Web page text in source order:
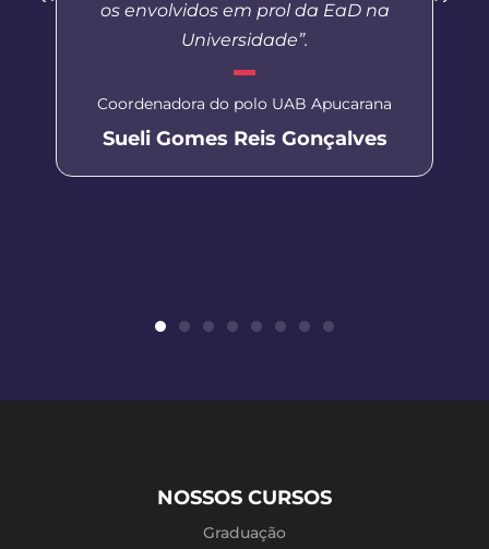
os envolvidos em prol da EaD na
Universidade”.
Coordenadora do polo UAB Apucarana
Sueli Gomes Reis Gonçalves
NOSSOS CURSOS
Graduação